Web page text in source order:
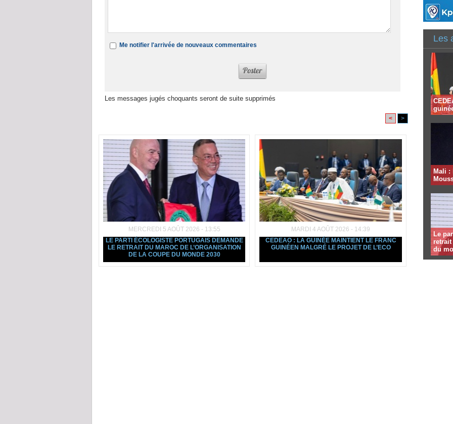
Me notifier l'arrivée de nouveaux commentaires
Les messages jugés choquants seront de suite supprimés
< >
MERCREDI 5 AOÛT 2026 - 13:55
LE PARTI ÉCOLOGISTE PORTUGAIS DEMANDE
LE RETRAIT DU MAROC DE L’ORGANISATION
DE LA COUPE DU MONDE 2030
MARDI 4 AOÛT 2026 - 14:39
CEDEAO : LA GUINÉE MAINTIENT LE FRANC
GUINÉEN MALGRÉ LE PROJET DE L’ECO
Les
Mali :
Le
du